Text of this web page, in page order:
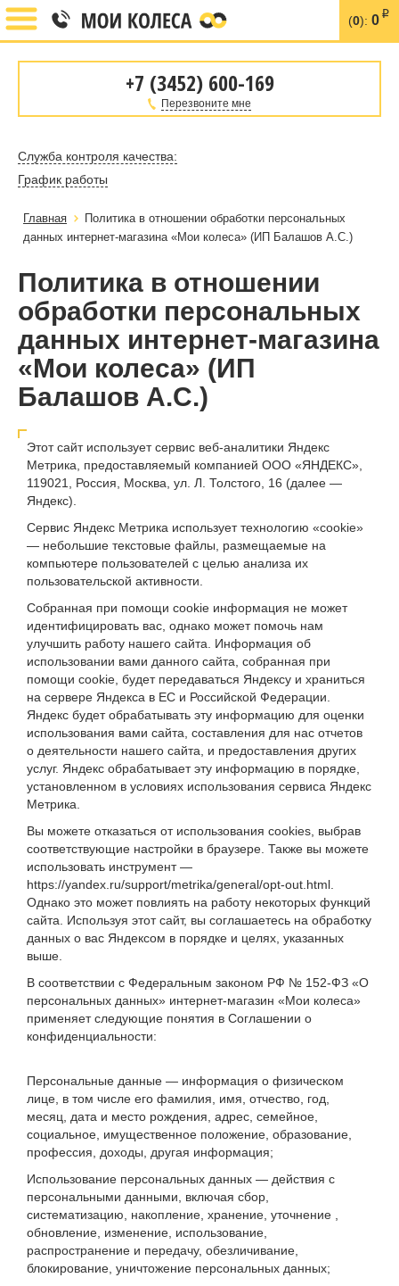
(0): 0 i
+7 (3452) 600-169
Перезвоните мне
Служба контроля качества:
График работы
Главная
Политика в отношении обработки персональных
данных интернет-магазина «Мои колеса» (ИП Балашов А.С.)
Политика в отношении
обработки персональных
данных интернет-магазина
«Мои колеса» (ИП
Балашов А.С.)
Этот сайт использует сервис веб-аналитики Яндекс
Метрика, предоставляемый компанией ООО «ЯНДЕКС»,
119021, Россия, Москва, ул. Л. Толстого, 16 (далее —
Яндекс).
Сервис Яндекс Метрика использует технологию «cookie»
— небольшие текстовые файлы, размещаемые на
компьютере пользователей с целью анализа их
пользовательской активности.
Собранная при помощи cookie информация не может
идентифицировать вас, однако может помочь нам
улучшить работу нашего сайта. Информация об
использовании вами данного сайта, собранная при
помощи cookie, будет передаваться Яндексу и храниться
на сервере Яндекса в ЕС и Российской Федерации.
Яндекс будет обрабатывать эту информацию для оценки
использования вами сайта, составления для нас отчетов
о деятельности нашего сайта, и предоставления других
услуг. Яндекс обрабатывает эту информацию в порядке,
установленном в условиях использования сервиса Яндекс
Метрика.
Вы можете отказаться от использования cookies, выбрав
соответствующие настройки в браузере. Также вы можете
использовать инструмент —
https://yandex.ru/support/metrika/general/opt-out.html.
Однако это может повлиять на работу некоторых функций
сайта. Используя этот сайт, вы соглашаетесь на обработку
данных о вас Яндексом в порядке и целях, указанных
выше.
В соответствии с Федеральным законом РФ № 152-ФЗ «О
персональных данных» интернет-магазин «Мои колеса»
применяет следующие понятия в Cоглашении о
конфиденциальности:
Персональные данные — информация о физическом
лице, в том числе его фамилия, имя, отчество, год,
месяц, дата и место рождения, адрес, семейное,
социальное, имущественное положение, образование,
профессия, доходы, другая информация;
Использование персональных данных — действия с
персональными данными, включая сбор,
систематизацию, накопление, хранение, уточнение ,
обновление, изменение, использование,
распространение и передачу, обезличивание,
блокирование, уничтожение персональных данных;